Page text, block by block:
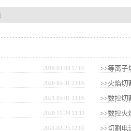
2019-03-04 17:03
2020-05-31 23:05
2021-05-01 23:05
2020-11-24 13:11
2021-02-25 12:02
>>等离子
>>火焰切
>>数控切
>>数控火
>>切割电